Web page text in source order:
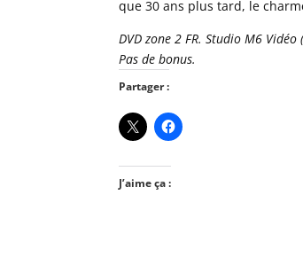
que 30 ans plus tard, le
DVD zone 2 FR. Studio M6
Pas de bonus.
Partager :
J’aime ça :